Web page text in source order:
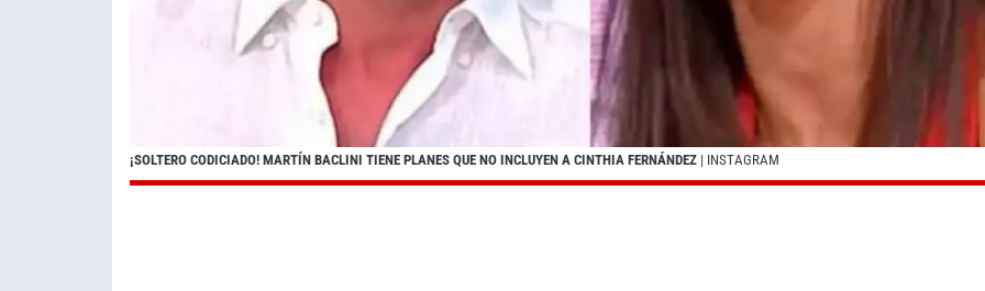
¡SOLTERO CODICIADO! MARTÍN BACLINI TIENE PLANES QUE NO INCLUYEN A CINTHIA FERNÁNDEZ | INSTAGRAM